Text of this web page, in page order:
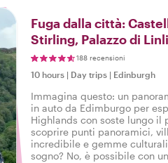
Fuga dalla città:
Stirling, Palazzo di
gita di un giorno nelle
188 recensioni
10 hours | Day trips | Edinburgh
Immagina questo: un
in auto da Edimburgo per
Highlands con soste lungo il
scoprire punti panoramici,
incredibile e gemme
sogno? No, è possibile con